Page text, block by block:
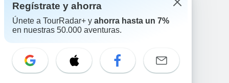
Ayuda
Correo electrónico: support@tourradar.com
Selecciona el idioma
Regístrate y ahorra
Únete a TourRadar+ y ahorra hasta un 7%
en nuestras 50.000 aventuras.